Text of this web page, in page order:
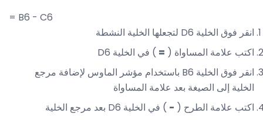
= B6 - C6
انقر فوق الخلية D6 لتجعلها الخلية النشطة
اكتب علامة المساواة ( = ) في الخلية D6
انقر فوق الخلية B6 باستخدام مؤشر الماوس لإضافة مرجع
الخلية إلى الصيغة بعد علامة المساواة
اكتب علامة الطرح ( - ) في الخلية D6 بعد مرجع الخلية